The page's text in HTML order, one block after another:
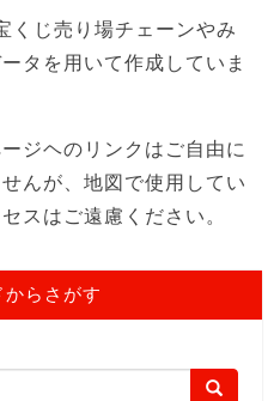
くじ売り場チェーンやみ
タを用いて作成していま
ジヘのリンクはご自由に
んが、地図で使用してい
スはご遠慮ください。
からさがす